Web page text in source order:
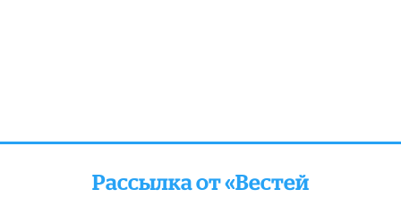
Рассылка от «Вестей